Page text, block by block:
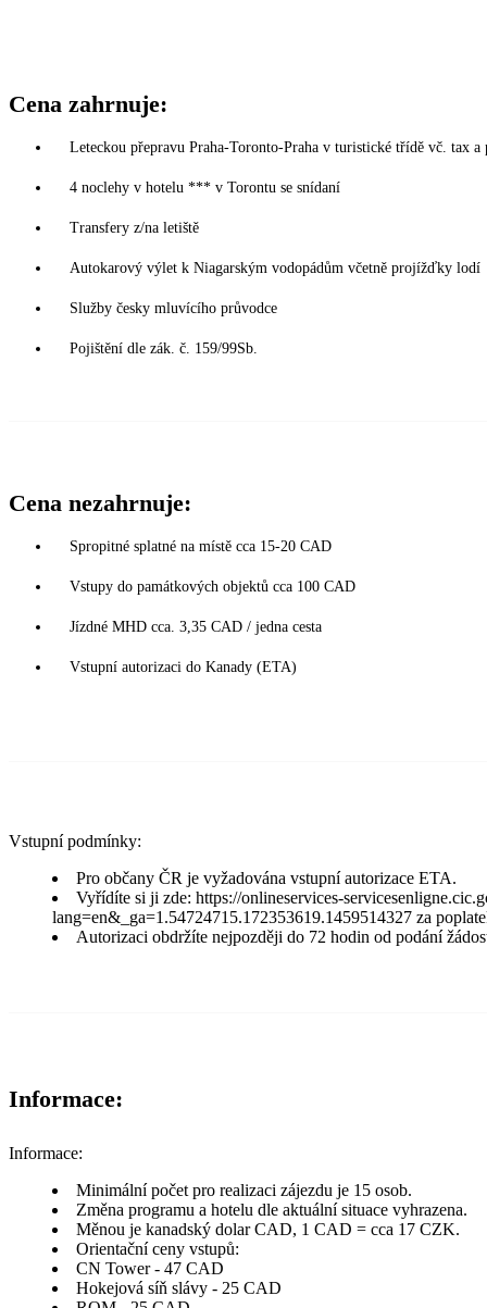
Cena zahrnuje:
Leteckou přepravu Praha-Toronto-Praha v turistické třídě vč. tax
4 noclehy v hotelu *** v Torontu se snídaní
Transfery z/na letiště
Autokarový výlet k Niagarským vodopádům včetně projížďky lodí
Služby česky mluvícího průvodce
Pojištění dle zák. č. 159/99Sb.
Cena nezahrnuje:
Spropitné splatné na místě cca 15-20 CAD
Vstupy do památkových objektů cca 100 CAD
Jízdné MHD cca. 3,35 CAD / jedna cesta
Vstupní autorizaci do Kanady (ETA)
Vstupní podmínky:
Pro občany ČR je vyžadována vstupní autorizace ETA.
Vyřídíte si ji zde: https://onlineservices-
lang=en&_ga=1.54724715.172353619.1459514327 za
Autorizaci obdržíte nejpozději do 72 hodin od podání
Informace:
Informace:
Minimální počet pro realizaci zájezdu je 15 osob.
Změna programu a hotelu dle aktuální situace vyhrazena.
Měnou je kanadský dolar CAD, 1 CAD = cca 17 CZK.
Orientační ceny vstupů:
CN Tower - 47 CAD
Hokejová síň slávy - 25 CAD